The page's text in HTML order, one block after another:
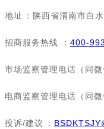
地址：陕西省渭南市白
招商服务热线： 400-
市场监察管理电话（同微
电商监察管理电话（同微
投诉/建议：